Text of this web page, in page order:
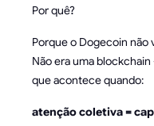
Por quê?
Porque o Dogecoin não
Não era uma
que acontece quando:
atenção coletiva =